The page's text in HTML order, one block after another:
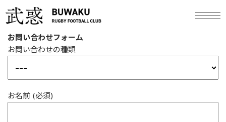
お問い合わせフォーム
お問い合わせの種類
お名前 (必須)